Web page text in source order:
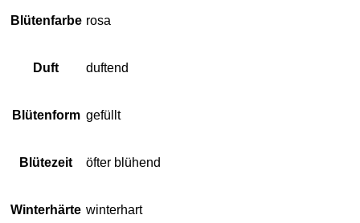
Blütenfarbe rosa
Duft duftend
Blütenform gefüllt
Blütezeit öfter blühend
Winterhärte winterhart